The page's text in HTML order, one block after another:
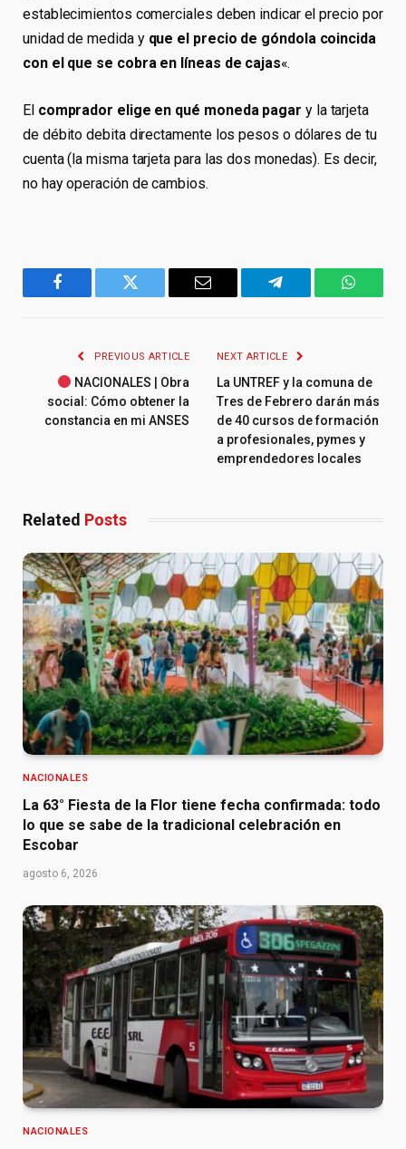
establecimientos comerciales deben indicar el precio por
unidad de medida y que el precio de góndola coincida
con el que se cobra en líneas de cajas«.
Elcomprador elige en qué moneda pagar y la tarjeta
de débito debita directamente los pesos o dólares de tu
cuenta (la misma tarjeta para las dos monedas). Es decir,
no hay operación de cambios.
Facebook Twitter Email Telegram
PREVIOUS ARTICLE
NACIONALES | Obra
social: Cómo obtener la
constancia en mi ANSES
NEXT ARTICLE
La UNTREF y la comuna de
Tres de Febrero darán más
de 40 cursos de formación
a profesionales, pymes y
emprendedores locales
Related Posts
NACIONALES
La 63° Fiesta de la Flor tiene fecha confirmada: todo
lo que se sabe de la tradicional celebración en
Escobar
agosto 6, 2026
NACIONALES